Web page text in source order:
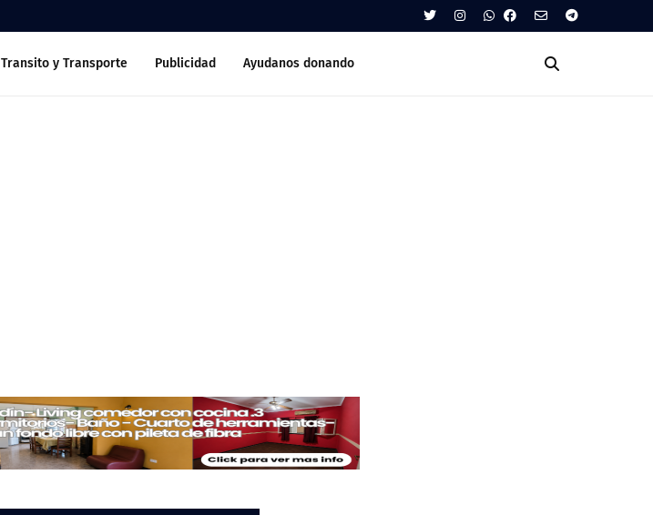
Transito y Transporte Publicidad Ayudanos donando